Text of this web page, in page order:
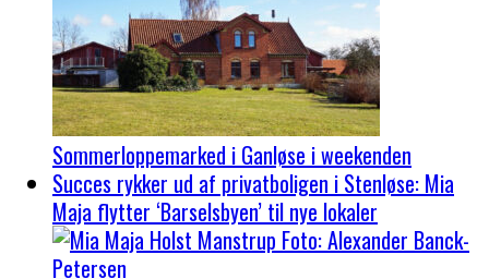
Sommerloppemarked i Ganløse i weekenden
Succes rykker ud af privatboligen i Stenløse: Mia
Maja flytter ‘Barselsbyen’ til nye lokaler